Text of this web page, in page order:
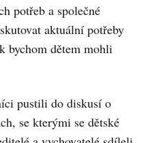
potřeb a společné
aktuální potřeby
bychom dětem mohli
pustili do diskusí o
se kterými se dětské